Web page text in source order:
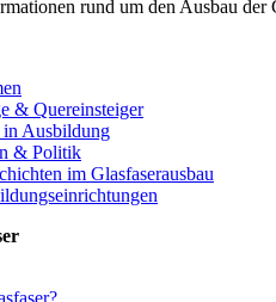
rund um den Ausbau
& Quereinsteiger
in Ausbildung
& Politik
im Glasfaserausbau